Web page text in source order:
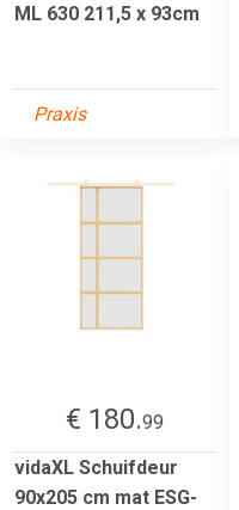
ML 630 211,5 x 93cm
Praxis
€ 180.99
vidaXL Schuifdeur
90x205 cm mat ESG-